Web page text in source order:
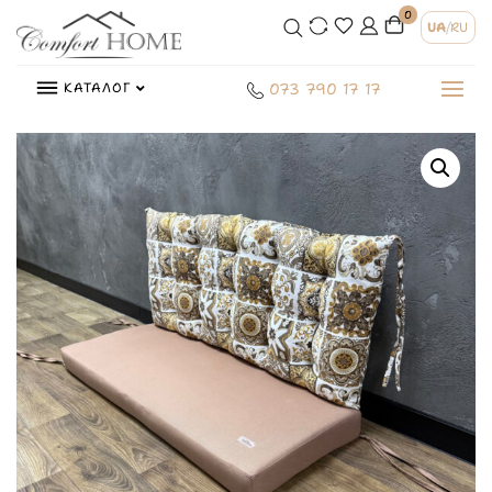
0
UA/RU
КАТАЛОГ 073 790 17 17